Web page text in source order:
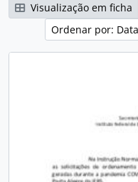
Visualização em ficha
Ordenar por: